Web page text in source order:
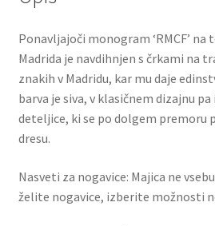
Ponavljajoči monogram ‘RMCF’
Madrida je navdihnjen s črkami na
znakih v Madridu, kar mu daje
barva je siva, v klasičnem dizajnu
deteljice, ki se po dolgem premoru
dresu.
Nasveti za nogavice: Majica ne
želite nogavice, izberite možnosti